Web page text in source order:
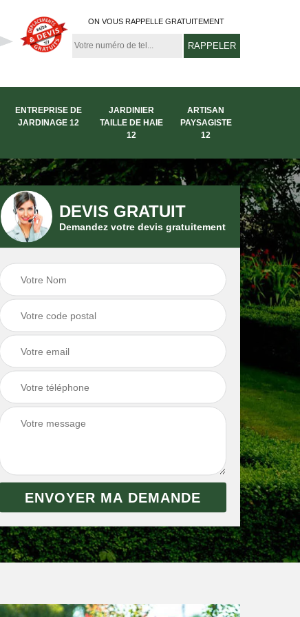
ON VOUS RAPPELLE GRATUITEMENT
ENTREPRISE DE
JARDINAGE 12
JARDINIER
TAILLE DE HAIE
12
ARTISAN
PAYSAGISTE
12
DEVIS GRATUIT
Demandez votre devis gratuitement